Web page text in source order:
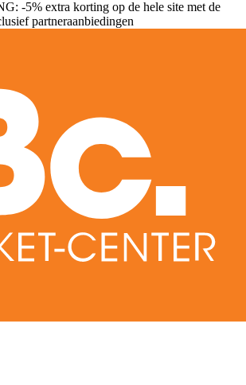
-5% extra korting op de hele site met de
partneraanbiedingen